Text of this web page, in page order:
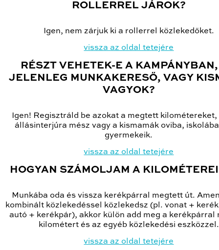
ROLLERREL JÁROK?
Igen, nem zárjuk ki a rollerrel közlekedőket.
vissza az oldal tetejére
RÉSZT VEHETEK-E A
JELENLEG MUNKAKERESŐ, VAGY
VAGYOK?
Igen! Regisztráld be azokat a megtett
állásinterjúra mész vagy a kismamák oviba,
gyermekeik.
vissza az oldal tetejére
HOGYAN SZÁMOLJAM A
Munkába oda és vissza kerékpárral megtett út.
kombinált közlekedéssel közlekedsz (pl. vonat +
autó + kerékpár), akkor külön add meg a kerékpárral
kilométert és az egyéb közlekedési eszközzel.
vissza az oldal tetejére